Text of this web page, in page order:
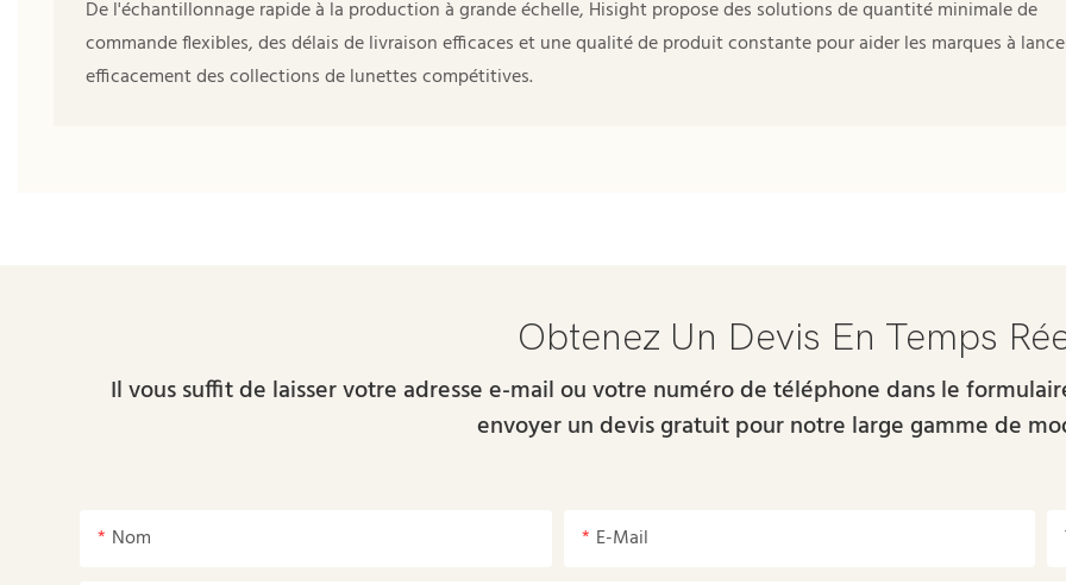
De l'échantillonnage rapide à la production à grande échelle, Hisight propose des solutions de quantité minimale de
commande flexibles, des délais de livraison efficaces et une qualité de produit constante pour aider les marques à
efficacement des collections de lunettes compétitives.
Obtenez Un Devis En Temps
Il vous suffit de laisser votre adresse e-mail ou votre numéro de téléphone dans le
envoyer un devis gratuit pour notre large gamme de
Nom E-Mail